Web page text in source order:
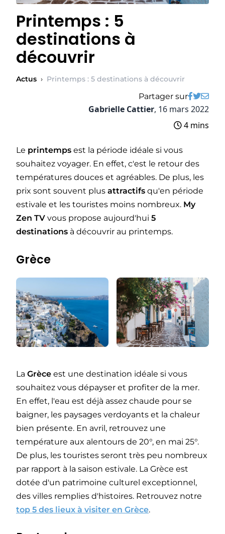
Printemps : 5
destinations à
découvrir
Actus › Printemps : 5 destinations à découvrir
Partager sur
Gabrielle Cattier, 16 mars 2022
4 mins
Le printemps est la période idéale si vous
souhaitez voyager. En effet, c'est le retour des
températures douces et agréables. De plus, les
prix sont souvent plus attractifs qu'en période
estivale et les touristes moins nombreux. My
Zen TV vous propose aujourd'hui 5
destinations à découvrir au printemps.
Grèce
La Grèce est une destination idéale si vous
souhaitez vous dépayser et profiter de la mer.
En effet, l'eau est déjà assez chaude pour se
baigner, les paysages verdoyants et la chaleur
bien présente. En avril, retrouvez une
température aux alentours de 20°, en mai 25°.
De plus, les touristes seront très peu nombreux
par rapport à la saison estivale. La Grèce est
dotée d'un patrimoine culturel exceptionnel,
des villes remplies d'histoires. Retrouvez notre
top 5 des lieux à visiter en Grèce.